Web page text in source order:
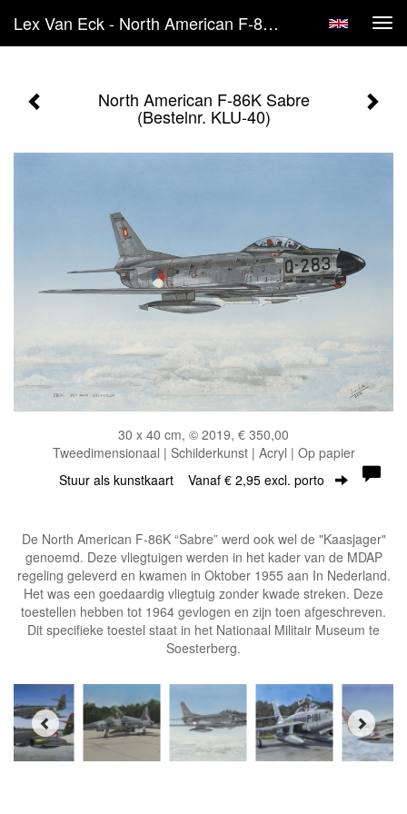
Lex Van Eck - North American F-86K Sabre (Bestelnr. KLU-40)
North American F-86K Sabre
(Bestelnr. KLU-40)
30 x 40 cm, © 2019, € 350,00
Tweedimensionaal | Schilderkunst | Acryl | Op papier
Stuur als kunstkaart Vanaf € 2,95 excl. porto
De North American F-86K “Sabre” werd ook wel de "Kaasjager"
genoemd. Deze vliegtuigen werden in het kader van de MDAP
regeling geleverd en kwamen in Oktober 1955 aan In Nederland.
Het was een goedaardig vliegtuig zonder kwade streken. Deze
toestellen hebben tot 1964 gevlogen en zijn toen afgeschreven.
Dit specifieke toestel staat in het Nationaal Militair Museum te
Soesterberg.